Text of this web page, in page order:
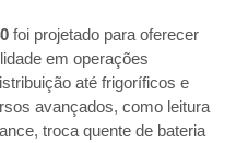
foi projetado para oferecer
em operações
até frigoríficos e
avançados, como leitura
troca quente de bateria